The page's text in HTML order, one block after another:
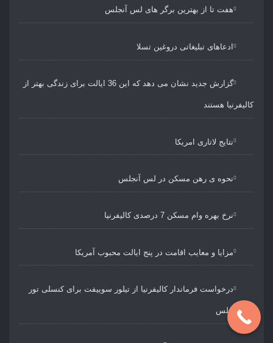
هفت تا از بهترین برگر های لس آنجلس
ادعاهای تبلیغاتی دروغین تسلا
گزارش جدید نشان می دهد که این 36 ایالت برای زندگی بهتر از
کالیفرنیا هستند
نتایج لاتاری امریکا
نحوه ی رهن مسکن در لس آنجلس
نرخ بهره وام مسکن 7 درصدی کالیفرنیا
مزایا و معایب اقامت در پنج ایالت محبوب آمریکا
درخواست فرماندار کالیفرنیا از تیلور سوییفت برای کنسلی تور
لس آنجلس